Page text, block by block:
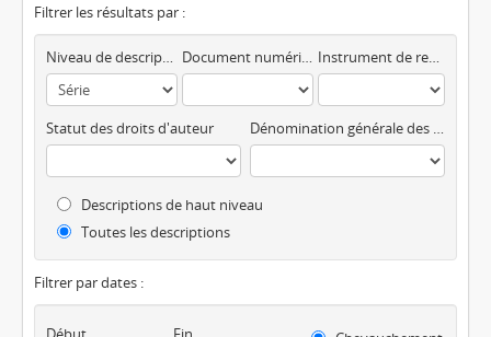
Filtrer les résultats par :
Niveau de description Document numérique disponible Instrument de recherche
Statut des droits d'auteur Dénomination générale des documents
Descriptions de haut niveau
Toutes les descriptions
Filtrer par dates :